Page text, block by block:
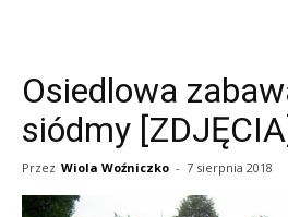
Osiedlowa
siódmy
Przez Wiola Woźniczko - 7 sierpnia 2018